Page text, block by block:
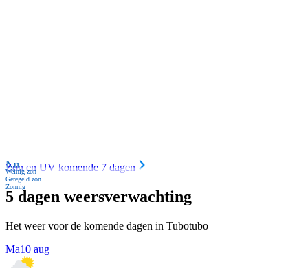
Nu
Weinig zon
Geregeld zon
Zonnig
Zon en UV komende 7 dagen
5 dagen weersverwachting
Het weer voor de komende dagen in Tubotubo
Ma10 aug